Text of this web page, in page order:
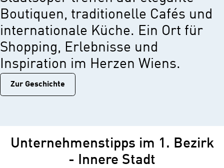
Boutiquen, traditionelle Cafés und
internationale Küche. Ein Ort für
Shopping, Erlebnisse und
Inspiration im Herzen Wiens.
Zur Geschichtе
Unternehmenstipps im 1. Bezirk
- Innere Stadt